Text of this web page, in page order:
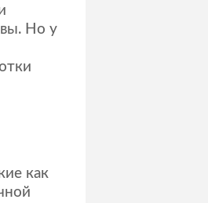
Но у
как